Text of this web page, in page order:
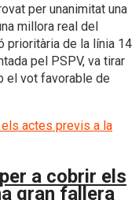
per unanimitat una
millora real del
prioritària de la línia 14
pel PSPV, va tirar
el vot favorable de
a cobrir els
gran fallera